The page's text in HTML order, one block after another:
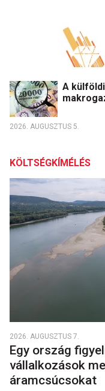
A
2026. AUGUSZTUS 5.
KÖLTSÉGKÍMÉLÉS
2026. AUGUSZTUS 7.
Egy ország
vállalkozások
áramcsúcsokat